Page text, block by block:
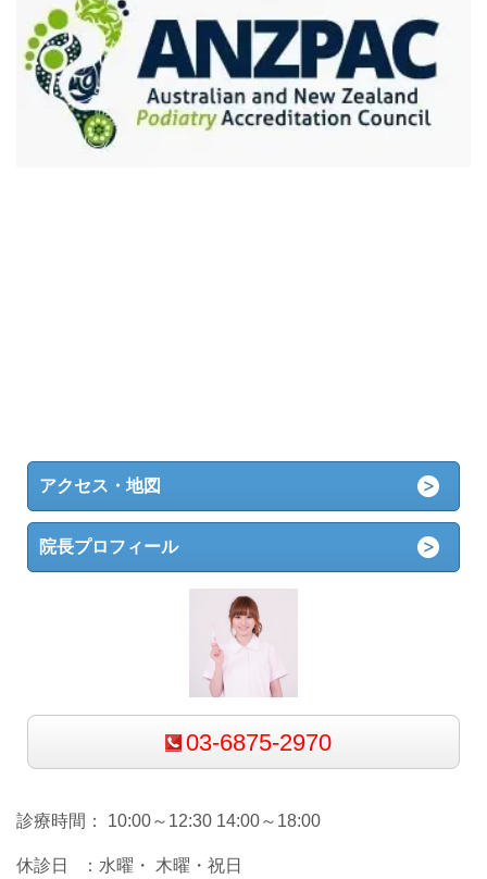
アクセス・地図
院長プロフィール
03-6875-2970
診療時間： 10:00～12:30 14:00～18:00
休診日 ：水曜・ 木曜・祝日